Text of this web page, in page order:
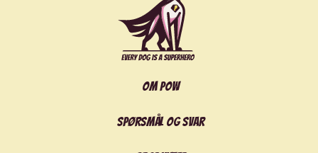
Om POW
Spørsmål og svar